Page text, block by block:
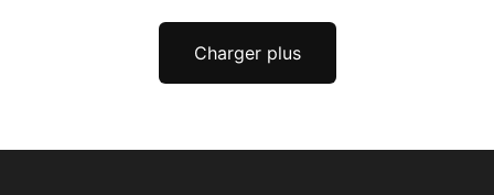
Charger plus